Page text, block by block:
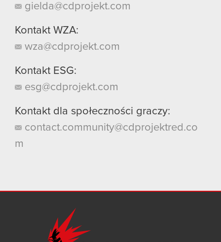
gielda@cdprojekt.com
Kontakt WZA:
wza@cdprojekt.com
Kontakt ESG:
esg@cdprojekt.com
Kontakt dla społeczności graczy:
contact.community@cdprojektred.co
m